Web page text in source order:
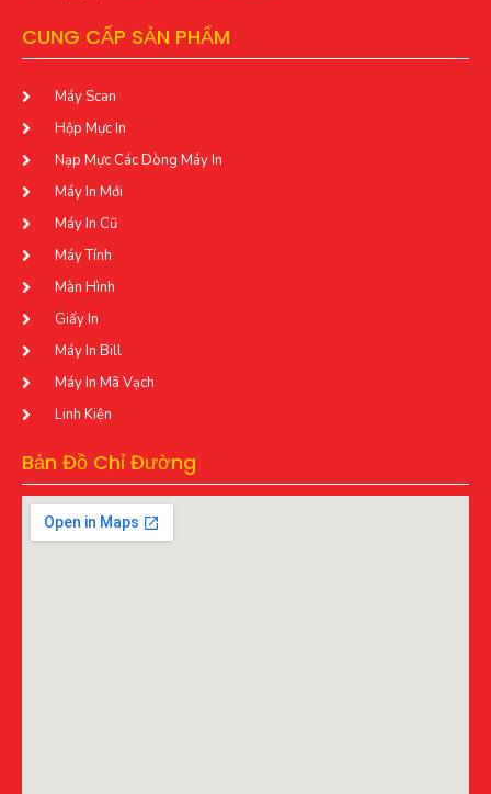
CUNG CẤP SẢN PHẨM
Máy Scan
Hộp Mực In
Nạp Mực Các Dòng Máy In
Máy In Mới
Máy In Cũ
Máy Tính
Màn Hình
Giấy In
Máy In Bill
Máy In Mã Vạch
Linh Kiện
Bản Đồ Chỉ Đường